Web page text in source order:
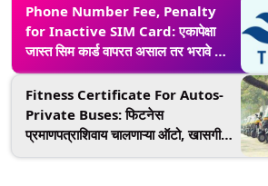
Phone Number Fee, Penalty
for Inactive SIM Card: एकापेक्षा
जास्त सिम कार्ड वापरत असाल तर भरावे लागू
शकते शुल्क; TRAI चा नवा प्रस्ताव, जाणून
घ्या सविस्तर
Fitness Certificate For Autos-
Private Buses: फिटनेस
प्रमाणपत्राशिवाय चालणाऱ्या ऑटो, खासगी